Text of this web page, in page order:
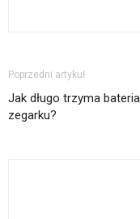
Poprzedni artykuł
Jak długo trzyma
zegarku?